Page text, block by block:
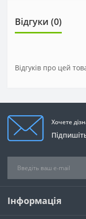
Відгуки (0)
Відгуків про цей
Хочете
Інформація